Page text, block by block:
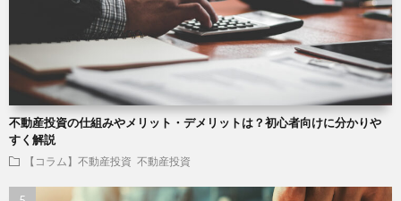
不動産投資の仕組みやメリット・デメリットは？初心者向けに分かりや
すく解説
【コラム】不動産投資 不動産投資